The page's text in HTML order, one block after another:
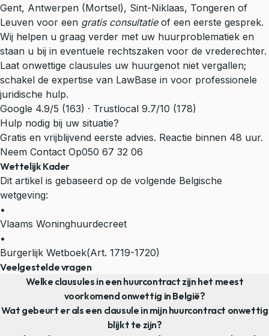
Gent, Antwerpen (Mortsel), Sint-Niklaas, Tongeren of
Leuven voor een gratis consultatieof een eerste gesprek.
Wij helpen u graag verder met uw huurproblematiek en
staan u bij in eventuele rechtszaken voor de vrederechter.
Laat onwettige clausules uw huurgenot niet vergallen;
schakel de expertise van LawBase in voor professionele
juridische hulp.
Google 4.9/5 (163) · Trustlocal 9.7/10 (178)
Hulp nodig bij uw situatie?
Gratis en vrijblijvend eerste advies. Reactie binnen 48 uur.
Neem Contact Op050 67 32 06
Wettelijk Kader
Dit artikel is gebaseerd op de volgende Belgische
wetgeving:
•
Vlaams Woninghuurdecreet
•
Burgerlijk Wetboek(Art. 1719-1720)
Veelgestelde vragen
Welke clausules in een huurcontract zijn het meest
voorkomend onwettig in België?
Wat gebeurt er als een clausule in mijn huurcontract onwettig
blijkt te zijn?